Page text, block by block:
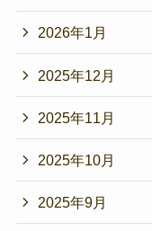
2026年1月
2025年12月
2025年11月
2025年10月
2025年9月